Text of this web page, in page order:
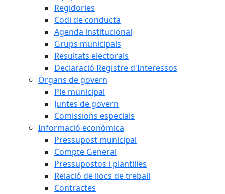
Regidories
Codi de conducta
Agenda institucional
Grups municipals
Resultats electorals
Declaració Registre d'Interessos
Òrgans de govern
Ple municipal
Juntes de govern
Comissions especials
Informació econòmica
Pressupost municipal
Compte General
Pressupostos i plantilles
Relació de llocs de treball
Contractes